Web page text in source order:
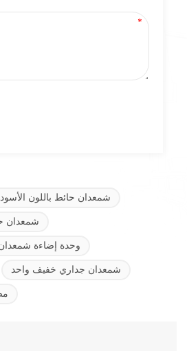
شمعدان حائط باللون
شمعدان
وحدة إضاءة شمعدان
شمعدان جداري خفيف واحد